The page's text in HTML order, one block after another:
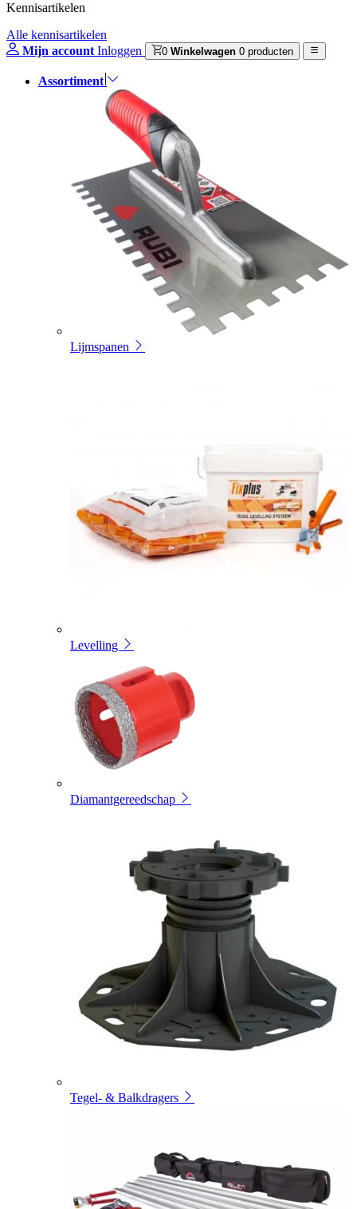
Kennisartikelen
Alle kennisartikelen
Mijn account Inloggen 0 Winkelwagen 0 producten
Assortiment
Lijmspanen
Levelling
Diamantgereedschap
Tegel- & Balkdragers